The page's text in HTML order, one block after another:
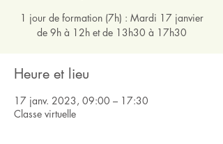
1 jour de formation (7h) : Mardi 17 janvier
de 9h à 12h et de 13h30 à 17h30
Heure et lieu
17 janv. 2023, 09:00 – 17:30
Classe virtuelle